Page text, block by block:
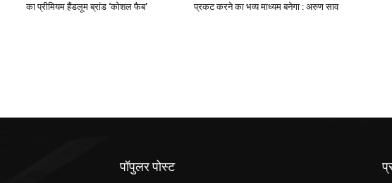
का प्रीमियम हैंडलूम ब्रांड ‘कोशल फैब’
प्रकट करने का भव्य माध्यम बनेगा : अरुण साव
पॉपुलर पोस्ट